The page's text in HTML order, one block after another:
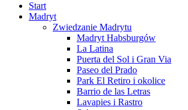
Start
Madryt
Zwiedzanie Madrytu
Madryt Habsburgów
La Latina
Puerta del Sol i Gran Via
Paseo del Prado
Park El Retiro i okolice
Barrio de las Letras
Lavapies i Rastro